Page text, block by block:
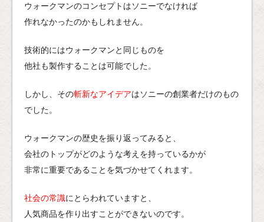
ウォークマンのコンセプトはソニーでなければ
作れなかったのかもしれません。
技術的にはウォークマンと同じものを
他社も製作することは可能でした。
しかし、その斬新なアイデアはソニーの創業者だけのもの
でした。
ウォークマンの歴史を振り返ってみると、
会社のトップがどのような考えを持っているかが
非常に重要であることを気づかせてくれます。
社会の常識にとらわれていますと、
人気商品を作り出すことができないのです。